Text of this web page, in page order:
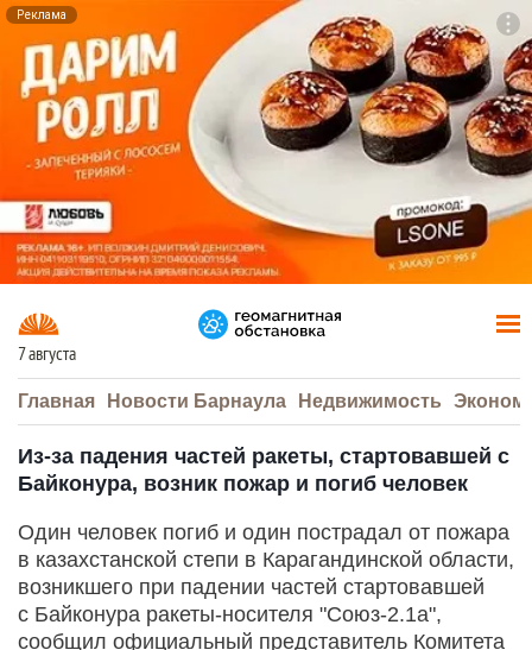
Реклама
7 августа
Главная Новости Барнаула Недвижимость
Из-за падения частей ракеты, стартовавшей с
Байконура, возник пожар и погиб человек
Один человек погиб и один пострадал от пожара
в казахстанской степи в Карагандинской области,
возникшего при падении частей стартовавшей
с Байконура ракеты-носителя "Союз-2.1а",
сообщил официальный представитель Комитета